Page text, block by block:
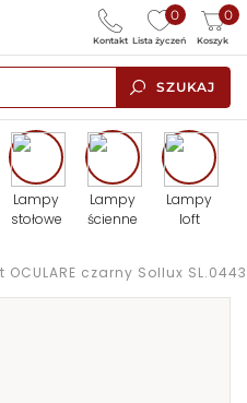
SZUKAJ
0
Lista życzeń
0
Koszyk
Kontakt
Lampy
stołowe
Lampy
ścienne
Lampy
loft
OCULARE czarny Sollux SL.0443